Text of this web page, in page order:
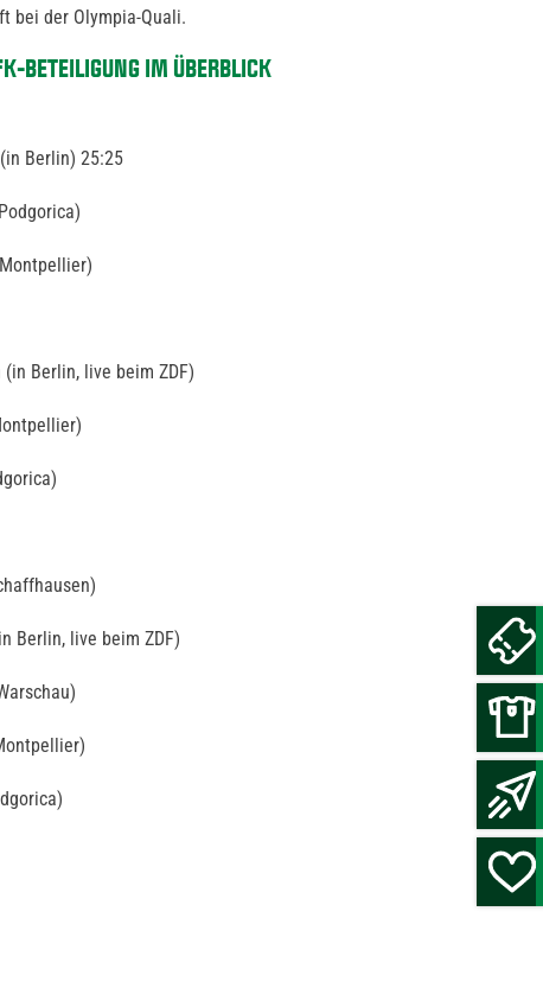
bei der Olympia-Quali.
BETEILIGUNG IM ÜBERBLICK
Berlin) 25:25
Berlin, live beim ZDF)
Berlin, live beim ZDF)